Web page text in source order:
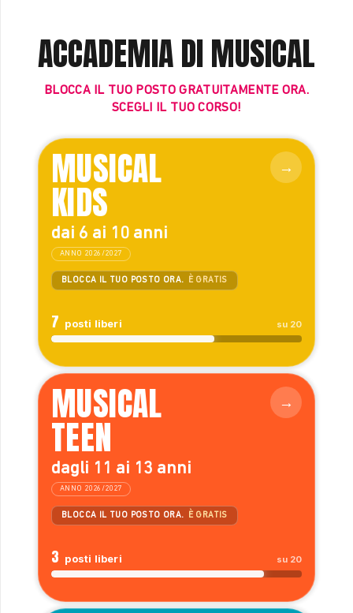
ACCADEMIA DI MUSICAL
BLOCCA IL TUO POSTO GRATUITAMENTE ORA.
SCEGLI IL TUO CORSO!
MUSICAL
KIDS
dai 6 ai 10 anni
ANNO 2026/2027
BLOCCA IL TUO POSTO ORA. È GRATIS
7 posti liberi su 20
MUSICAL
TEEN
dagli 11 ai 13 anni
ANNO 2026/2027
BLOCCA IL TUO POSTO ORA. È GRATIS
3 posti liberi su 20